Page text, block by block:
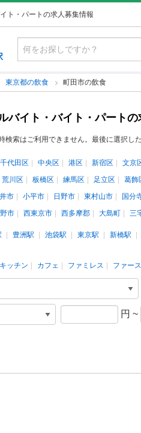
ト・パートの求人募集情報
東京都の飲食 町田市の飲食
バイト・バイト・パートの
索はご利用できません。最後に選択し
千代田区 中央区 港区 新宿区 文京
荒川区 板橋区 練馬区 足立区 葛飾
市 小平市 日野市 東村山市 国分
市 西東京市 西多摩郡 大島町 三
豊洲駅 池袋駅 東京駅 新橋駅
キッチン カフェ ファミレス ファー
円 ~